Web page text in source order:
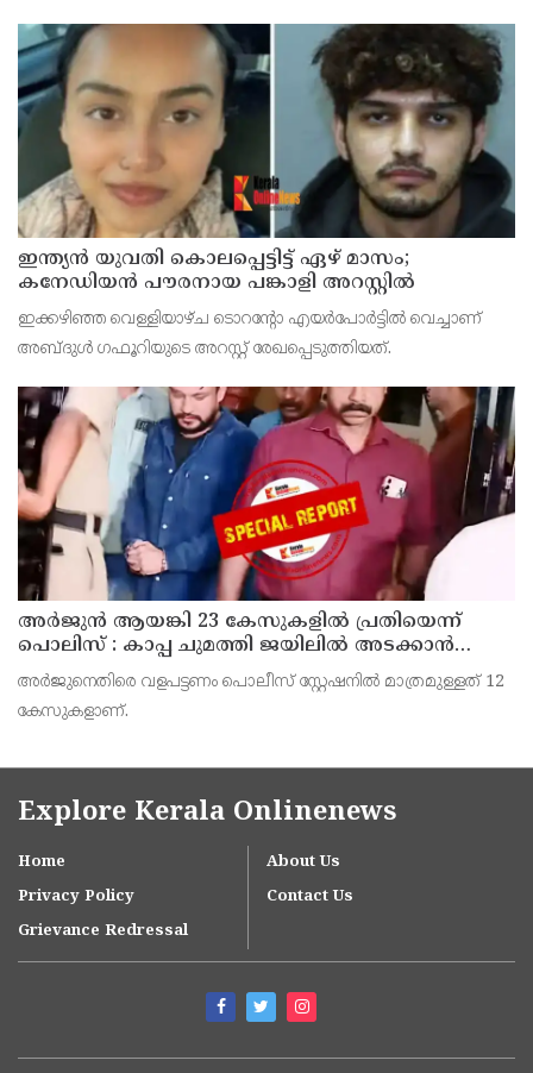
ഇന്ത്യന്‍ യുവതി കൊലപ്പെട്ടിട്ട് ഏഴ് മാസം;
കനേഡിയന്‍ പൗരനായ പങ്കാളി അറസ്റ്റില്‍
ഇക്കഴിഞ്ഞ വെള്ളിയാഴ്ച ടൊറന്റോ എയര്‍പോര്‍ട്ടില്‍ വെച്ചാണ്
അബ്ദുള്‍ ഗഫൂറിയുടെ അറസ്റ്റ് രേഖപ്പെടുത്തിയത്.
അര്‍ജുന്‍ ആയങ്കി 23 കേസുകളില്‍ പ്രതിയെന്ന്
പൊലിസ് : കാപ്പ ചുമത്തി ജയിലില്‍ അടക്കാന്‍
നീക്കം
അര്‍ജുനെതിരെ വളപട്ടണം പൊലീസ് സ്റ്റേഷനില്‍ മാത്രമുള്ളത് 12
കേസുകളാണ്.
Explore Kerala Onlinenews
Home
About Us
Privacy Policy
Contact Us
Grievance Redressal